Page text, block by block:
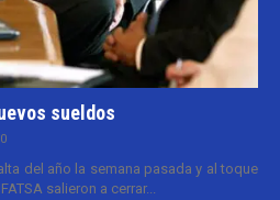
sueldos
del año la semana pasada y al toque
salieron a cerrar...